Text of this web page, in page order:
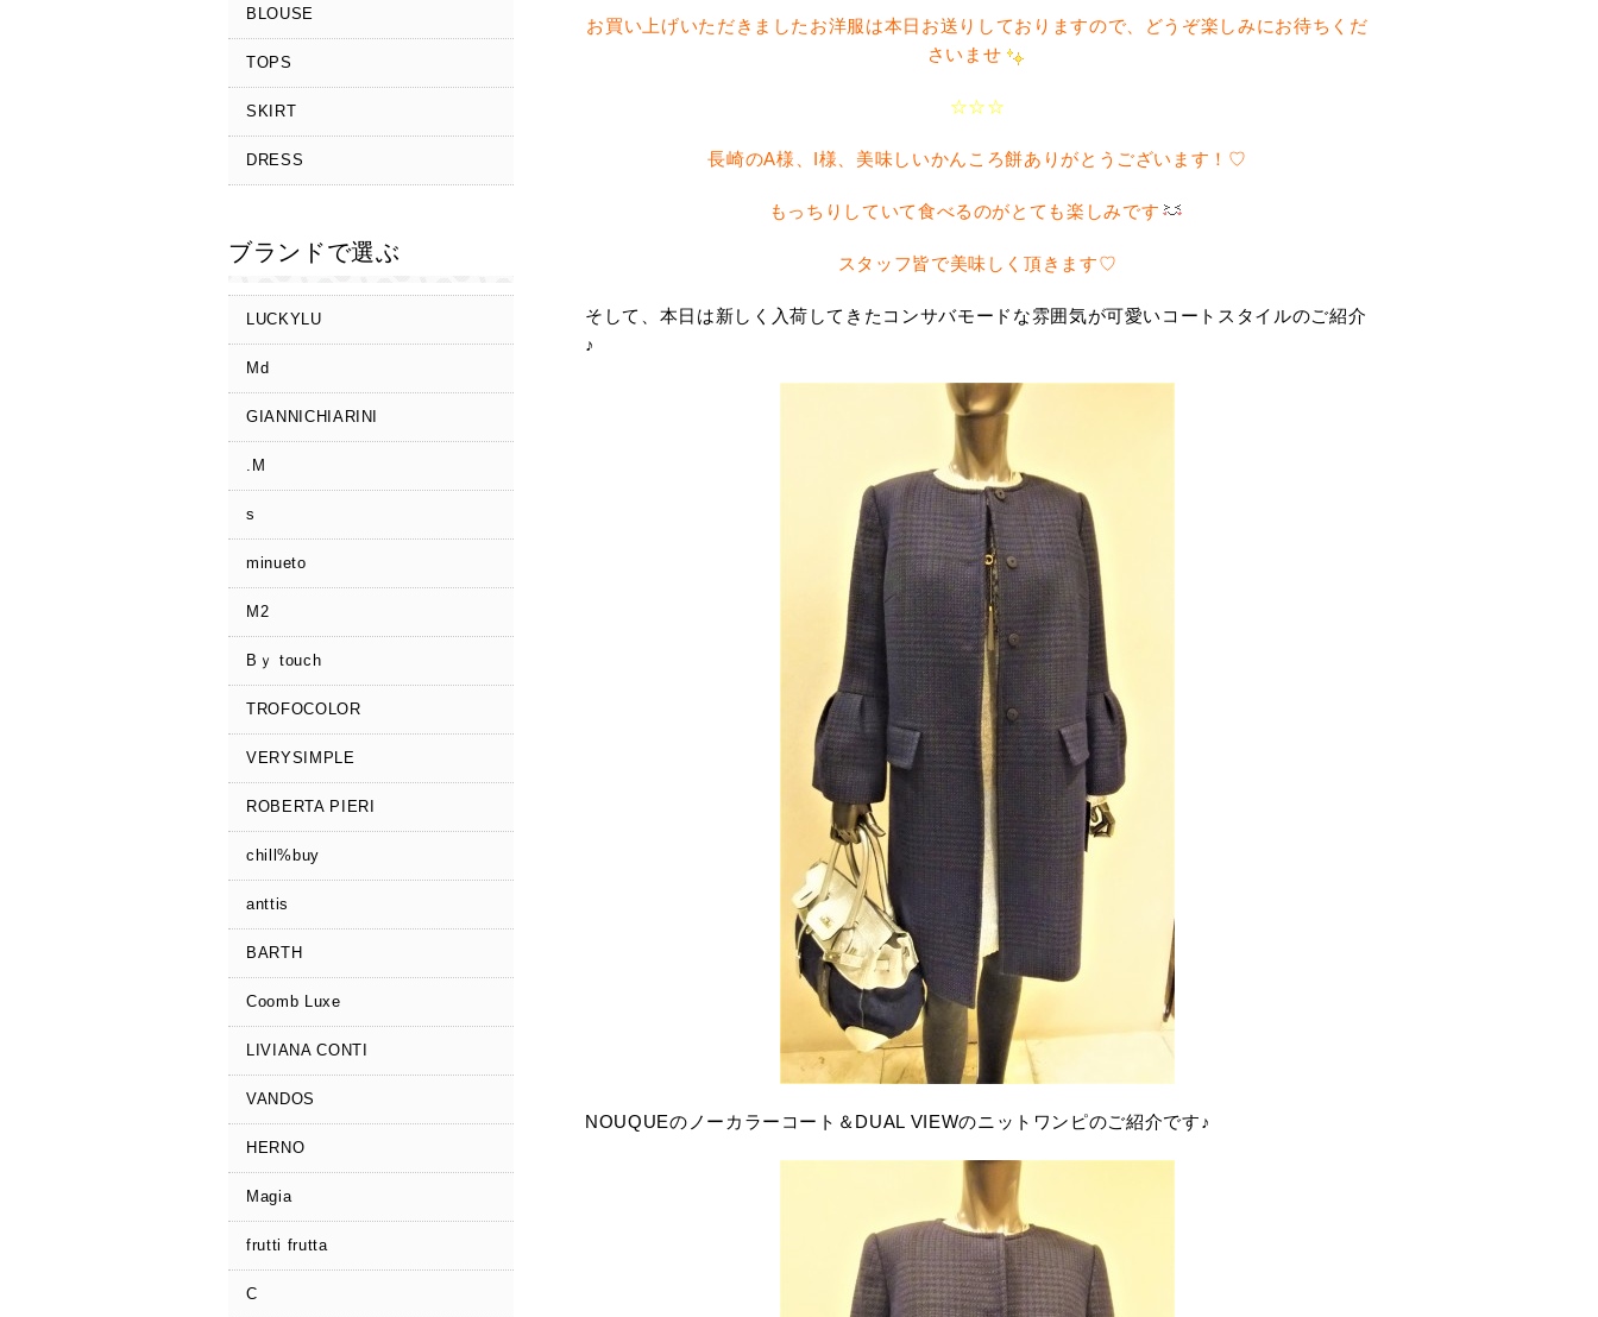
BLOUSE
TOPS
SKIRT
DRESS
ブランドで選ぶ
LUCKYLU
Md
GIANNICHIARINI
.M
s
minueto
M2
Bｙ touch
TROFOCOLOR
VERYSIMPLE
ROBERTA PIERI
chill%buy
anttis
BARTH
Coomb Luxe
LIVIANA CONTI
VANDOS
HERNO
Magia
frutti frutta
C
お買い上げいただきましたお洋服は本日お送りしておりますので、どうぞ楽しみにお待ちくだ
さいませ
☆☆☆
長崎のA様、I様、美味しいかんころ餅ありがとうございます！♡
もっちりしていて食べるのがとても楽しみです
スタッフ皆で美味しく頂きます♡
そして、本日は新しく入荷してきたコンサバモードな雰囲気が可愛いコートスタイルのご紹介
♪
NOUQUEのノーカラーコート＆DUAL VIEWのニットワンピのご紹介です♪